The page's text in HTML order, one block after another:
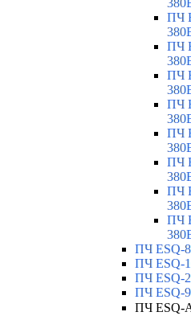
ПЧ
ПЧ
ПЧ
ПЧ
ПЧ
ПЧ
ПЧ
ПЧ
ПЧ ESQ-
ПЧ ESQ-
ПЧ ESQ-
ПЧ ESQ-
ПЧ ESQ-